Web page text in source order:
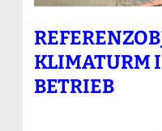
KLIMATURM
BETRIEB